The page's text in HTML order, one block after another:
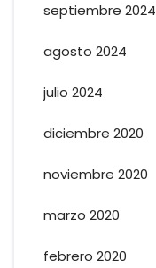
septiembre 2024
agosto 2024
julio 2024
diciembre 2020
noviembre 2020
marzo 2020
febrero 2020